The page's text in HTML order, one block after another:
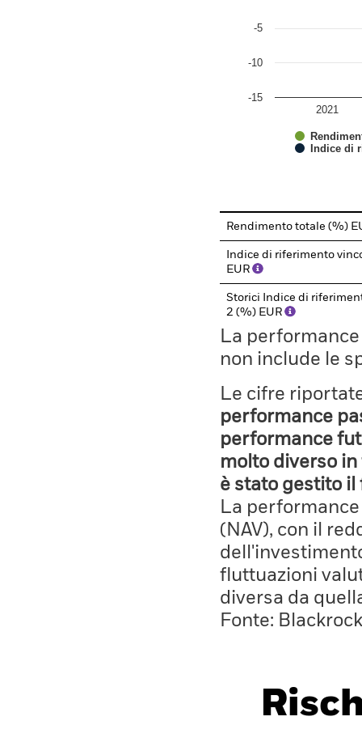
Indice di
2021
-15
-10
-5
Rendimento totale (%)
Indice di riferimento
EUR
Storici Indice di
2 (%) EUR
La
non include le
Le cifre
performance
performance
molto diverso
è stato gestito il
La
(NAV), con il
fluttuazioni
diversa da
Fonte: Blackrock